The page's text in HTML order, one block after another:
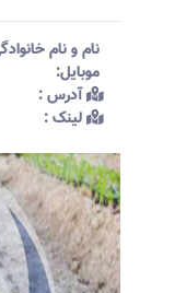
نام و نام
موبایل:‌
آدرس :‌
لینک :‌